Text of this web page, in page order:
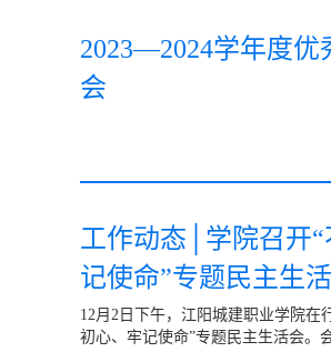
2023—2024学年度优
会
工作动态│学院召开
记使命”专题民主生
12月2日下午，江阳城建职业学院在
初心、牢记使命”专题民主生活会。